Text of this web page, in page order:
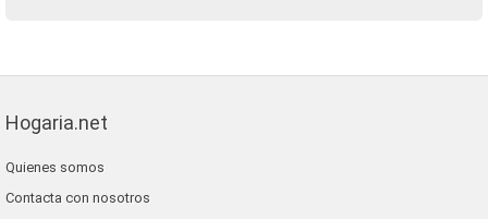
Hogaria.net
Quienes somos
Contacta con nosotros